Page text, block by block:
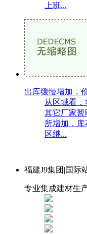
上班...
出库缓慢增加，
从区域看
其它厂家
所增加，
区继...
福建J9集团|国际
专业集成建材生